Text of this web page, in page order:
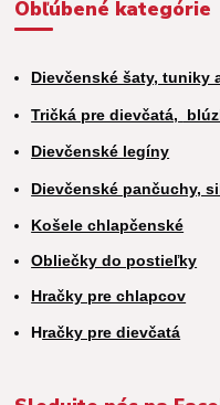
Obľúbené kategórie
Dievčenské šaty, tuniky
Tričká pre dievčatá,
Dievčenské legíny
Dievčenské pančuchy,
Košele chlapčenské
Obliečky do postieľky
Hračky pre chlapcov
Hračky pre dievčatá